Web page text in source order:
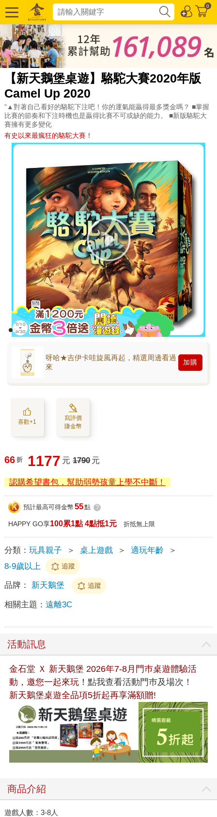
0
【新天鵝堡桌遊】駱駝大賽2020年版
Camel Up 2020
"▲對著自己看好的駱駝下注吧！你的運氣能贏得最多獎金嗎？ ■掌握
比賽的節奏和下注時機也是贏得比賽不可或缺的能力。 ■新版駱駝大
賽擁有更多變化
有史以來最瘋狂的駱駝大賽！
呀哈★吉伊卡哇旋風再起，精選周邊看過
來
加購
喜歡+1
寫評價
賺金幣
66 折 1177 元 1790 元
認購希望書包，幫助弱勢孩童上學不中斷！
預計最高可得金幣 55點 ?
HAPPY GO享100累1點 4點抵1元 折抵無上限
分類： 玩具親子 ＞ 桌上遊戲 ＞ 適玩年齡
＞
8-9歲以上
追蹤
品牌： 新天鵝堡 追蹤
相關主題： 遠離3C
活動訊息
金石堂 Ｘ 新天鵝堡 2026年7-8月門巿桌遊體驗活
動，邀您一起來玩！ 點我查看活動門巿及場次！
新天鵝堡桌遊全品項5折起再享滿額贈!
商品介紹
遊戲人數：3-8人